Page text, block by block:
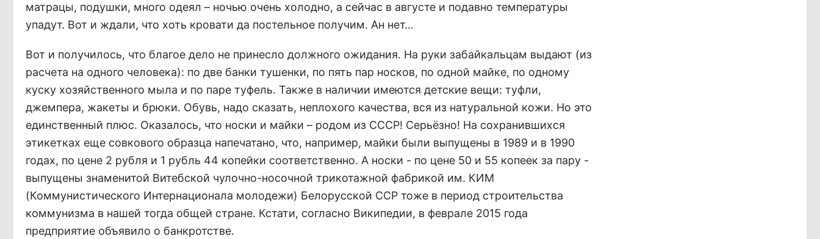
матрацы, подушки, много одеял – ночью очень холодно, а сейчас в августе и подавно температуры
упадут. Вот и ждали, что хоть кровати да постельное получим. Ан нет…
Вот и получилось, что благое дело не принесло должного ожидания. На руки забайкальцам выдают (из
расчета на одного человека): по две банки тушенки, по пять пар носков, по одной майке, по одному
куску хозяйственного мыла и по паре туфель. Также в наличии имеются детские вещи: туфли,
джемпера, жакеты и брюки. Обувь, надо сказать, неплохого качества, вся из натуральной кожи. Но это
единственный плюс. Оказалось, что носки и майки – родом из СССР! Серьёзно! На сохранившихся
этикетках еще совкового образца напечатано, что, например, майки были выпущены в 1989 и в 1990
годах, по цене 2 рубля и 1 рубль 44 копейки соответственно. А носки - по цене 50 и 55 копеек за пару -
выпущены знаменитой Витебской чулочно-носочной трикотажной фабрикой им. КИМ
(Коммунистического Интернационала молодежи) Белорусской ССР тоже в период строительства
коммунизма в нашей тогда общей стране. Кстати, согласно Википедии, в феврале 2015 года
предприятие объявило о банкротстве.